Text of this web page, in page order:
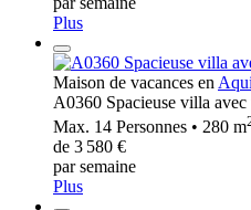
Plus
Maison de vacances en
A0360 Spacieuse villa avec
Max. 14 Personnes • 280 m
de 3 580 €
par semaine
Plus